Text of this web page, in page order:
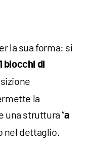
la sua forma: si
blocchi di
la
una struttura “a
nel dettaglio.